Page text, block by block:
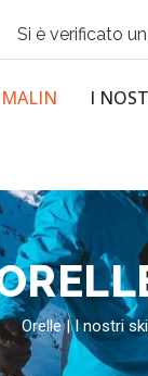
Si è verificato
I
Orelle|I nostri